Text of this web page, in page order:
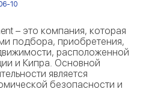
10
– это компания, которая
подбора, приобретения,
расположенной
и Кипра. Основной
является
безопасности и